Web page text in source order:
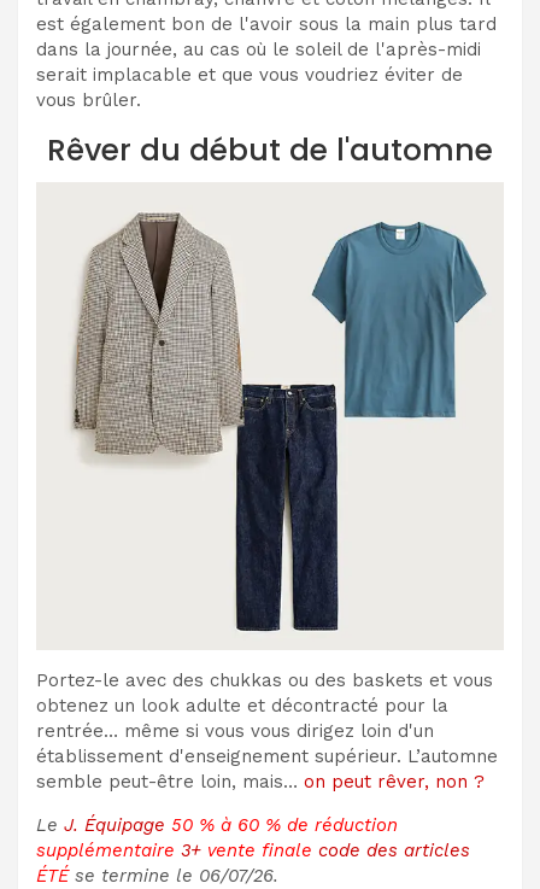
est également bon de l'avoir sous la main plus tard
dans la journée, au cas où le soleil de l'après-midi
serait implacable et que vous voudriez éviter de
vous brûler.
Rêver du début de l'automne
Portez-le avec des chukkas ou des baskets et vous
obtenez un look adulte et décontracté pour la
rentrée… même si vous vous dirigez loin d'un
établissement d'enseignement supérieur. L’automne
semble peut-être loin, mais… on peut rêver, non ?
Le J. Équipage 50 % à 60 % de réduction
supplémentaire 3+ vente finale code des articles
ÉTÉse termine le 06/07/26.